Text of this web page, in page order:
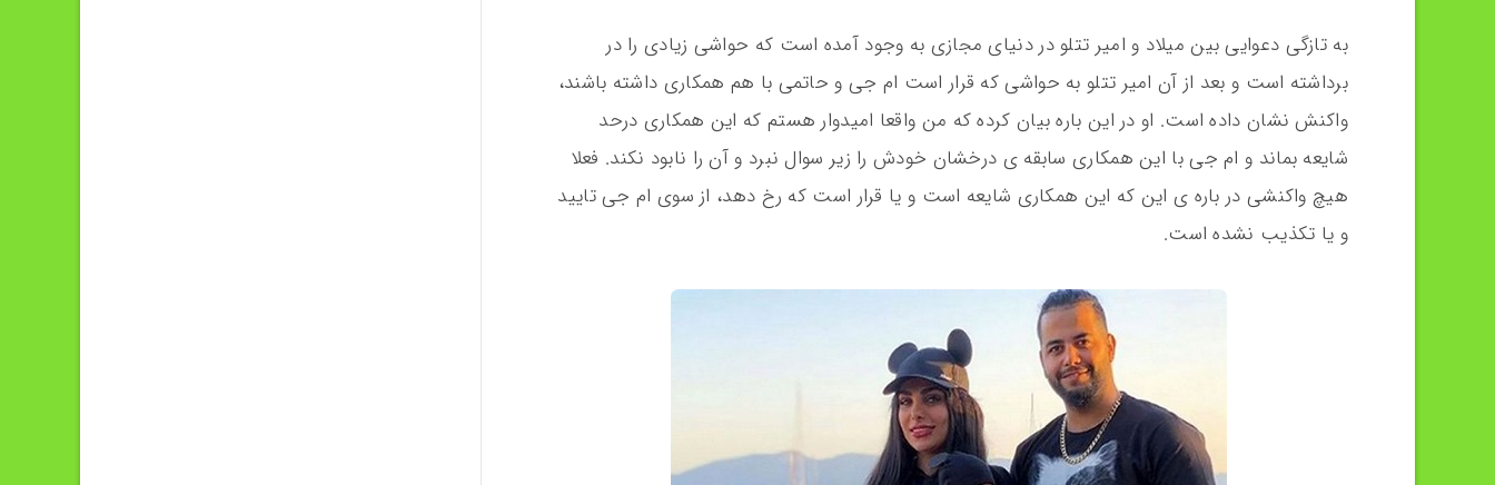
به تازگی دعوایی بین میلاد و امیر تتلو در دنیای مجازی به وجود آمده است که حواشی زیادی را در
برداشته است و بعد از آن امیر تتلو به حواشی که قرار است ام جی و حاتمی با هم همکاری داشته باشند،
واکنش نشان داده است. او در این باره بیان کرده که من واقعا امیدوار هستم که این همکاری درحد
شایعه بماند و ام جی با این همکاری سابقه ی درخشان خودش را زیر سوال نبرد و آن را نابود نکند. فعلا
هیچ واکنشی در باره ی این که این همکاری شایعه است و یا قرار است که رخ دهد، از سوی ام جی تایید
و یا تکذیب نشده است.